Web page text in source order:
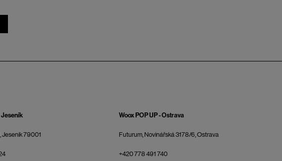
Jeseník
Jeseník 79001
Woox POP UP - Ostrava
Futurum, Novinářská 3178/6, Ostrava
+420 778 491 740